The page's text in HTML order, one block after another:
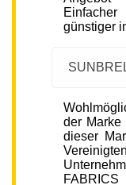
günstiger
der Marke
dieser